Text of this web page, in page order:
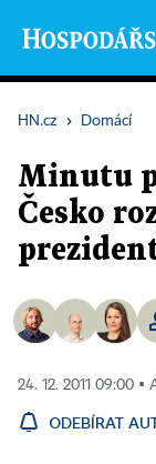
HN.cz › Domácí
Minutu
Česko
24. 12. 2011 09:00
ODEBÍRAT